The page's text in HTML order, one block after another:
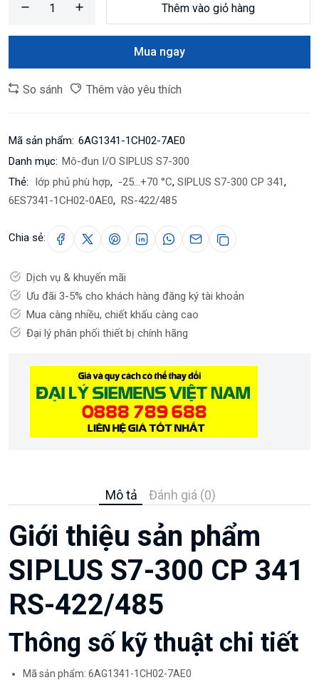
Thêm vào giỏ hàng
Mua ngay
So sánh Thêm vào yêu thích
Mã sản phẩm: 6AG1341-1CH02-7AE0
Danh mục: Mô-đun I/O SIPLUS S7-300
Thẻ:
lớp phủ phù hợp, -25…+70 °C, SIPLUS S7-300 CP 341,
6ES7341-1CH02-0AE0, RS-422/485
Chia sẻ:
Dịch vụ & khuyến mãi
Ưu đãi 3-5% cho khách hàng đăng ký tài khoản
Mua càng nhiều, chiết khấu càng cao
Đại lý phân phối thiết bị chính hãng
Mô tả Đánh giá (0)
Giới thiệu sản phẩm
SIPLUS S7-300 CP 341
RS-422/485
Thông số kỹ thuật chi tiết
Mã sản phẩm: 6AG1341-1CH02-7AE0